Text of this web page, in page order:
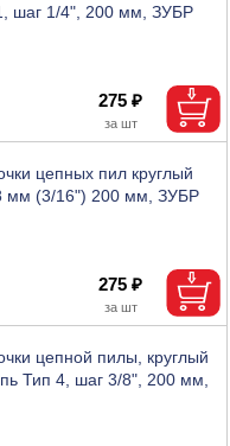
шаг 1/4", 200 мм, ЗУБР
275 ₽
цепных пил круглый
мм (3/16") 200 мм, ЗУБР
275 ₽
цепной пилы, круглый
Тип 4, шаг 3/8", 200 мм,